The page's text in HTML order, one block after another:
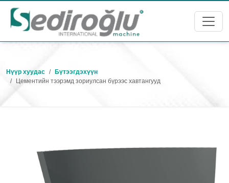
Нүүр хуудас
Бүтээгдэхүүн
Цементийн тээрэмд зориулсан бүрээс хавтангууд